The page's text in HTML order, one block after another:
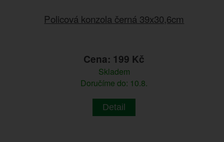
Policová konzola černá 39x30,6cm
Cena: 199 Kč
Skladem
Doručíme do: 10.8.
Detail